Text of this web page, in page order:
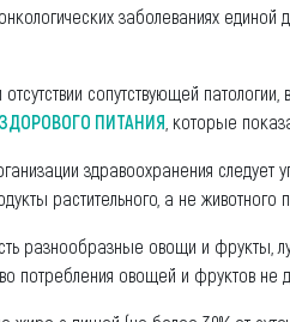
заболеваниях
сопутствующей
ПИТАНИЯ , которые
здравоохранения следует
растительного, а не животного
разнообразные овощи и фрукты,
потребления овощей и фруктов не